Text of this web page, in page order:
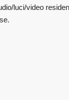
luci/video